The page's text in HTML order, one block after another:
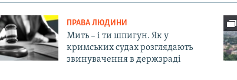
ПРАВА ЛЮДИНИ
Мить – і ти шпигун. Як у
кримських судах розглядають
звинувачення в держзраді